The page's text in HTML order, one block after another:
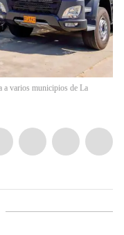
a varios municipios de La